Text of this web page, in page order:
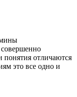
понятия отличаются
это все одно и